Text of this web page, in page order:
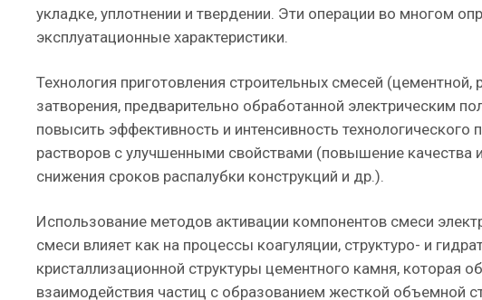
укладке, уплотнении и твердении. Эти операции во многом
эксплуатационные характеристики.
Технология приготовления строительных смесей
затворения, предварительно обработанной электрическим
повысить эффективность и интенсивность
растворов с улучшенными свойствами (повышение качества
снижения сроков распалубки конструкций и др.).
Использование методов активации компонентов смеси
смеси влияет как на процессы коагуляции, структуро- и
кристаллизационной структуры цементного камня, которая
взаимодействия частиц с образованием жесткой объемной